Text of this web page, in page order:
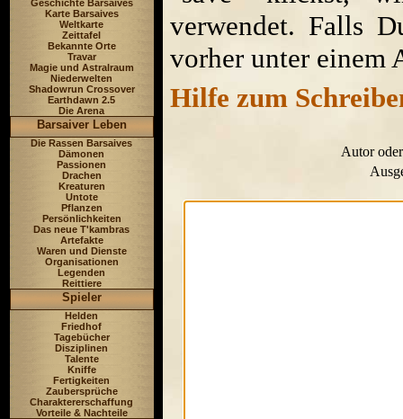
Geschichte Barsaives
Karte Barsaives
Weltkarte
Zeittafel
Bekannte Orte
Travar
Magie und Astralraum
Niederwelten
Shadowrun Crossover
Earthdawn 2.5
Die Arena
Barsaiver Leben
Die Rassen Barsaives
Dämonen
Passionen
Drachen
Kreaturen
Untote
Pflanzen
Persönlichkeiten
Das neue T'kambras
Artefakte
Waren und Dienste
Organisationen
Legenden
Reittiere
Spieler
Helden
Friedhof
Tagebücher
Disziplinen
Talente
Kniffe
Fertigkeiten
Zaubersprüche
Charaktererschaffung
Vorteile & Nachteile
verwendet. Falls
vorher unter einem
Hilfe zum
Autor